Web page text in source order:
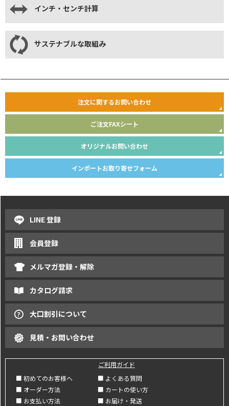
インチ・センチ計算
サステナブルな取組み
注文に関するお問い合わせ
ご注文FAXシート
オリジナルお問い合わせ
インポートお取り寄せフォーム
LINE 登録
会員登録
メルマガ登録・解除
カタログ請求
大口割引について
見積・お問い合わせ
ご利用ガイド
■ 初めてのお客様へ
■ よくある質問
■ オーダー方法
■ カートの使い方
■ お支払い方法
■ お届け・発送